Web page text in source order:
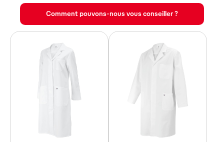
Comment pouvons-nous vous conseiller ?